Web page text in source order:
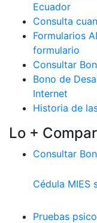
Ecuador
Consulta
Formularios
formulario
Consultar
Bono de
Internet
Historia de
Lo +
Consultar
Cédula MIES
Pruebas